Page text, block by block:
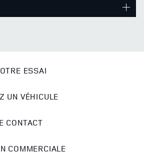
ESSAI
UN VÉHICULE
CONTACT
COMMERCIALE